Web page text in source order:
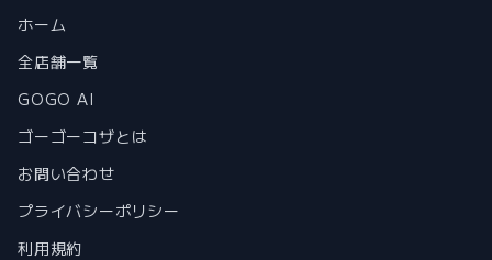
ホーム
全店舗一覧
GOGO AI
ゴーゴーコザとは
お問い合わせ
プライバシーポリシー
利用規約